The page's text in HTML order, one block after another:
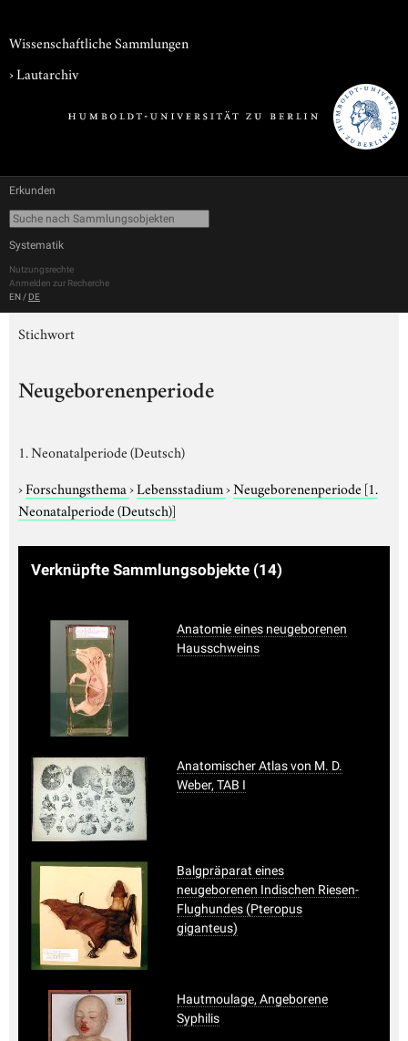
Wissenschaftliche Sammlungen
›Lautarchiv
Erkunden
Systematik
Nutzungsrechte
Anmelden zur Recherche
EN / DE
Stichwort
Neugeborenenperiode
1. Neonatalperiode (Deutsch)
›Forschungsthema›Lebensstadium›Neugeborenenperiode [1.
Neonatalperiode (Deutsch)]
Verknüpfte Sammlungsobjekte (14)
Anatomie eines neugeborenen
Hausschweins
Anatomischer Atlas von M. D.
Weber, TAB I
Balgpräparat eines
neugeborenen Indischen Riesen-
Flughundes (Pteropus
giganteus)
Hautmoulage, Angeborene
Syphilis